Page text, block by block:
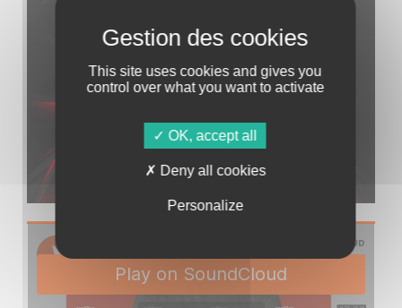
This site uses cookies and gives you
control over what you want to activate
OK, accept all
Deny all cookies
Personalize